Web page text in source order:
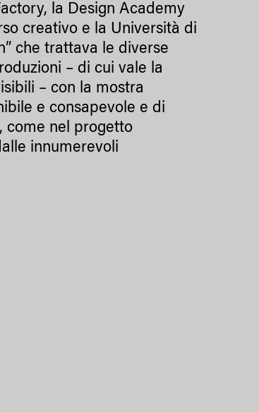
la Design Academy
creativo e la Università di
che trattava le diverse
– di cui vale la
– con la mostra
e consapevole e di
come nel progetto
innumerevoli